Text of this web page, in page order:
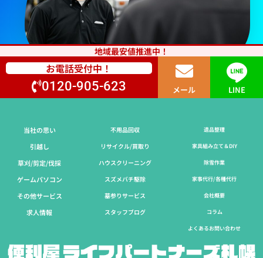
地域最安値推進中！
お電話受付中！
0120-905-623 メール LINE
当社の思い
引越し
草刈/剪定/伐採​
ゲームパソコン
その他サービス
求人情報
不用品回収
リサイクル/買取り
ハウスクリーニング
スズメバチ駆除
墓参りサービス
スタッフブログ
遺品整理
家具組み立て＆DIY
除雪作業
家事代行/各種代行
会社概要
コラム
よくあるお問い合わせ